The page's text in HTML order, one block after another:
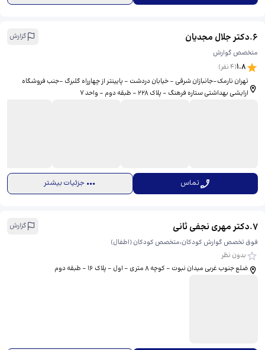
6
.دکتر جلال مجدیان
گزارش
متخصص گوارش
1.8
(
4نفر)
تهران نارمک-جانبازان شرقی - خیابان دردشت - پایینتر از چهارراه گلبرگ -جنب فروشگاه
ارایشی بهداشتی ستاره فرهنگ - پلاک 228 - طبقه دوم - واحد 7
تماس جزئیات بیشتر
7
.دکتر مهری نجفی ثانی
گزارش
فوق تخصص گوارش کودکان،متخصص کودکان (اطفال)
بدون نظر
ضلع جنوب غربی میدان نبوت - کوچه 8 متری - اول - پلاک 16 - طبقه دوم